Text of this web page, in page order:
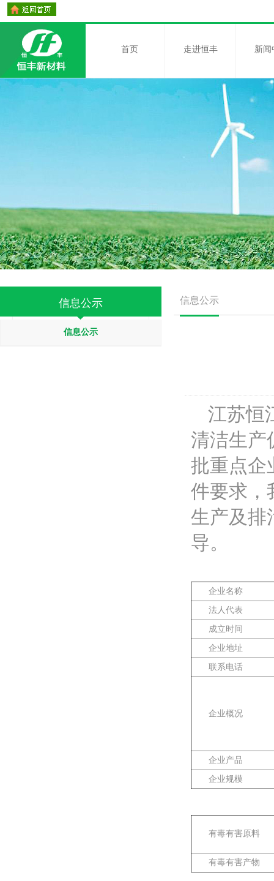
首页 走进恒丰 新闻
信息公示
信息公示
信息公示
江苏恒
清洁生产
批重点企
件要求，
生产及排
导。
企业名称
法人代表
成立时间
企业地址
联系电话
企业概况
企业产品
企业规模
有毒有害原料
有毒有害产物